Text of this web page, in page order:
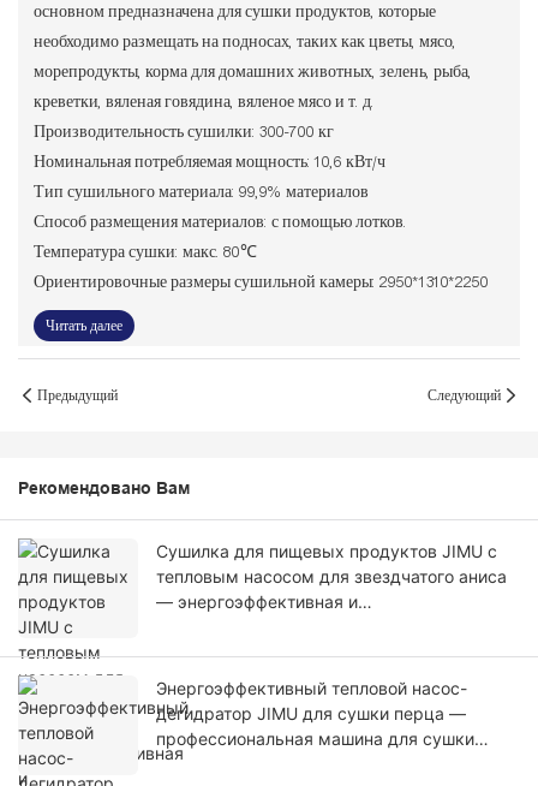
основном предназначена для сушки продуктов, которые
необходимо размещать на подносах, таких как цветы, мясо,
морепродукты, корма для домашних животных, зелень, рыба,
креветки, вяленая говядина, вяленое мясо и т. д.
Производительность сушилки: 300-700 кг
Номинальная потребляемая мощность: 10,6 кВт/ч
Тип сушильного материала: 99,9% материалов
Способ размещения материалов: с помощью лотков.
Температура сушки: макс. 80℃
Ориентировочные размеры сушильной камеры: 2950*1310*2250
Читать далее
Предыдущий Следующий
Рекомендовано Вам
Сушилка для пищевых продуктов JIMU с
тепловым насосом для звездчатого аниса
— энергоэффективная и
коммерческого/промышленного
использования.
Энергоэффективный тепловой насос-
дегидратор JIMU для сушки перца —
профессиональная машина для сушки
пищевых продуктов.